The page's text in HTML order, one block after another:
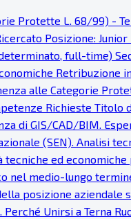
Protette L. 68/99) -
Posizione:
full-time)
Retribuzione
alle Categorie
Richieste
di GIS/CAD/BIM.
(SEN). Analisi
ed
nel medio-lungo
posizione
Unirsi a Terna